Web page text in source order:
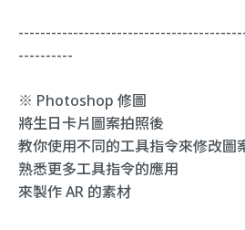
----------
※ Photoshop 修圖
將生日卡片圖案拍照後
教你使用不同的工具指令來修改圖
熟悉更多工具指令的應用
來製作 AR 的素材